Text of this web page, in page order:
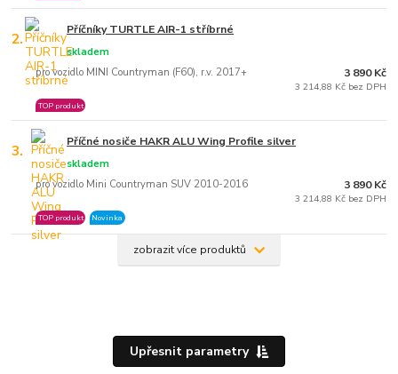
2. Příčníky TURTLE AIR-1 stříbrné
pro vozidlo MINI Countryman (F60), r.v. 2017+
skladem
TOP produkt
3 890 Kč
3 214,88 Kč bez DPH
3. Příčné nosiče HAKR ALU Wing Profile silver
pro vozidlo Mini Countryman SUV 2010-2016
skladem
TOP produkt Novinka
3 890 Kč
3 214,88 Kč bez DPH
zobrazit více produktů
Upřesnit parametry